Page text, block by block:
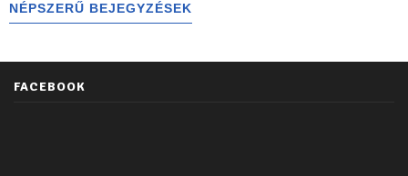
NÉPSZERŰ BEJEGYZÉSEK
FACEBOOK